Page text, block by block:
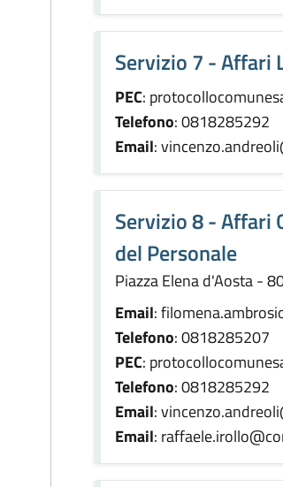
Servizio 7 - Affari
PEC:
Telefono: 0818285292
Email:
Servizio 8 - Affari
del Personale
Piazza Elena d'Aosta -
Email:
Telefono: 0818285207
PEC:
Telefono: 0818285292
Email:
Email: